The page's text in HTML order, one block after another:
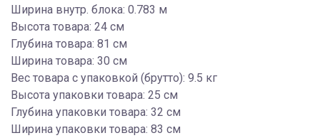
Ширина внутр. блока: 0.783 м
Высота товара: 24 см
Глубина товара: 81 см
Ширина товара: 30 см
Вес товара с упаковкой (брутто): 9.5 кг
Высота упаковки товара: 25 см
Глубина упаковки товара: 32 см
Ширина упаковки товара: 83 см